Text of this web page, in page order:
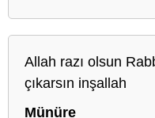
Allah razı olsun
çıkarsın inşallah
Münüre